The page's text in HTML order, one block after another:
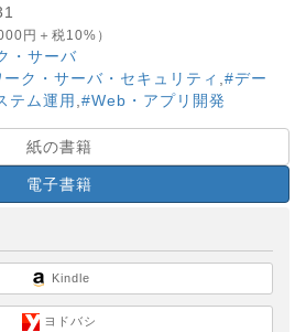
円＋税10%）
・サーバ
ク・サーバ・セキュリティ #デー
テム運用 #Web・アプリ開発
紙の書籍
電子書籍
Kindle
ヨドバシ